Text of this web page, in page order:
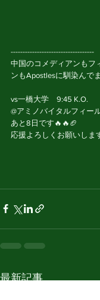
-----------------------------------
中国のコメディアンもフ
ンもApostlesに馴染んで
vs一橋大学　9:45 K.O.
@アミノバイタルフィー
あと8日です🔥🔥🏈
応援よろしくお願いしま
最新記事